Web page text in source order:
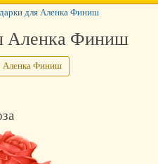
для Аленка Финиш
Аленка Финиш
Аленка Финиш